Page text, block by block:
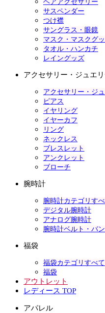
ヘアアクセサリー
サスペンダー
つけ襟
サングラス・眼鏡
マスク・マスクグ
タオル・ハンカチ
レイングッズ
アクセサリー・ジュエ
アクセサリー・ジ
ピアス
イヤリング
イヤーカフ
リング
ネックレス
ブレスレット
アンクレット
ブローチ
腕時計
腕時計カテゴリす
デジタル腕時計
アナログ腕時計
腕時計ベルト・バ
福袋
福袋カテゴリすべて
福袋
アウトレット
レディース TOP
アパレル